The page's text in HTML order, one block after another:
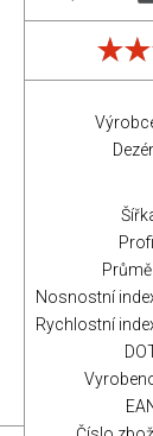
Nosnostní
Rychlostní